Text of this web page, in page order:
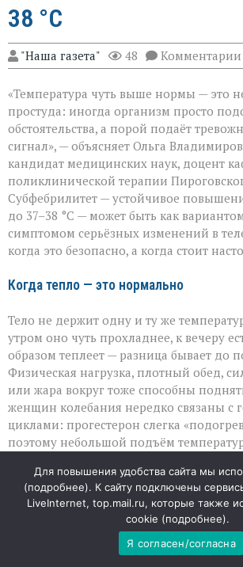
38 °C
"Наша газета" 48 Комментарии
«Температура чуть выше нормы — это
простуда: иногда организм просто
обстоятельства, а порой подаёт
сигнал», — объясняет Ольга
кандидат медицинских наук, доцент
поликлинической терапии
Субфебрилитет — устойчивое
до 37–38 °C — может быть как
симптомом серьёзных изменений в
когда это безопасно, а когда стоит
Когда тепло — это нормально
Тело не держит одну и ту же
утром оно чуть прохладнее, к вечеру
образом теплеет — разница бывает до
Физическая нагрузка, плотный обед,
или жара вокруг тоже способны
женщин колебания нередко связаны с
циклами: прогестерон слегка
поэтому небольшой подъём
перестройки. В таких случаях
нормы — не болезнь, а реакция на
внешние факторы.
Скрытые поводы для тревоги
Для повышения удобства сайта мы
(подробнее). К сайту подключены
LiveInternet, top.mail.ru, которые также
cookie (подробнее).
Я согласен/согласна